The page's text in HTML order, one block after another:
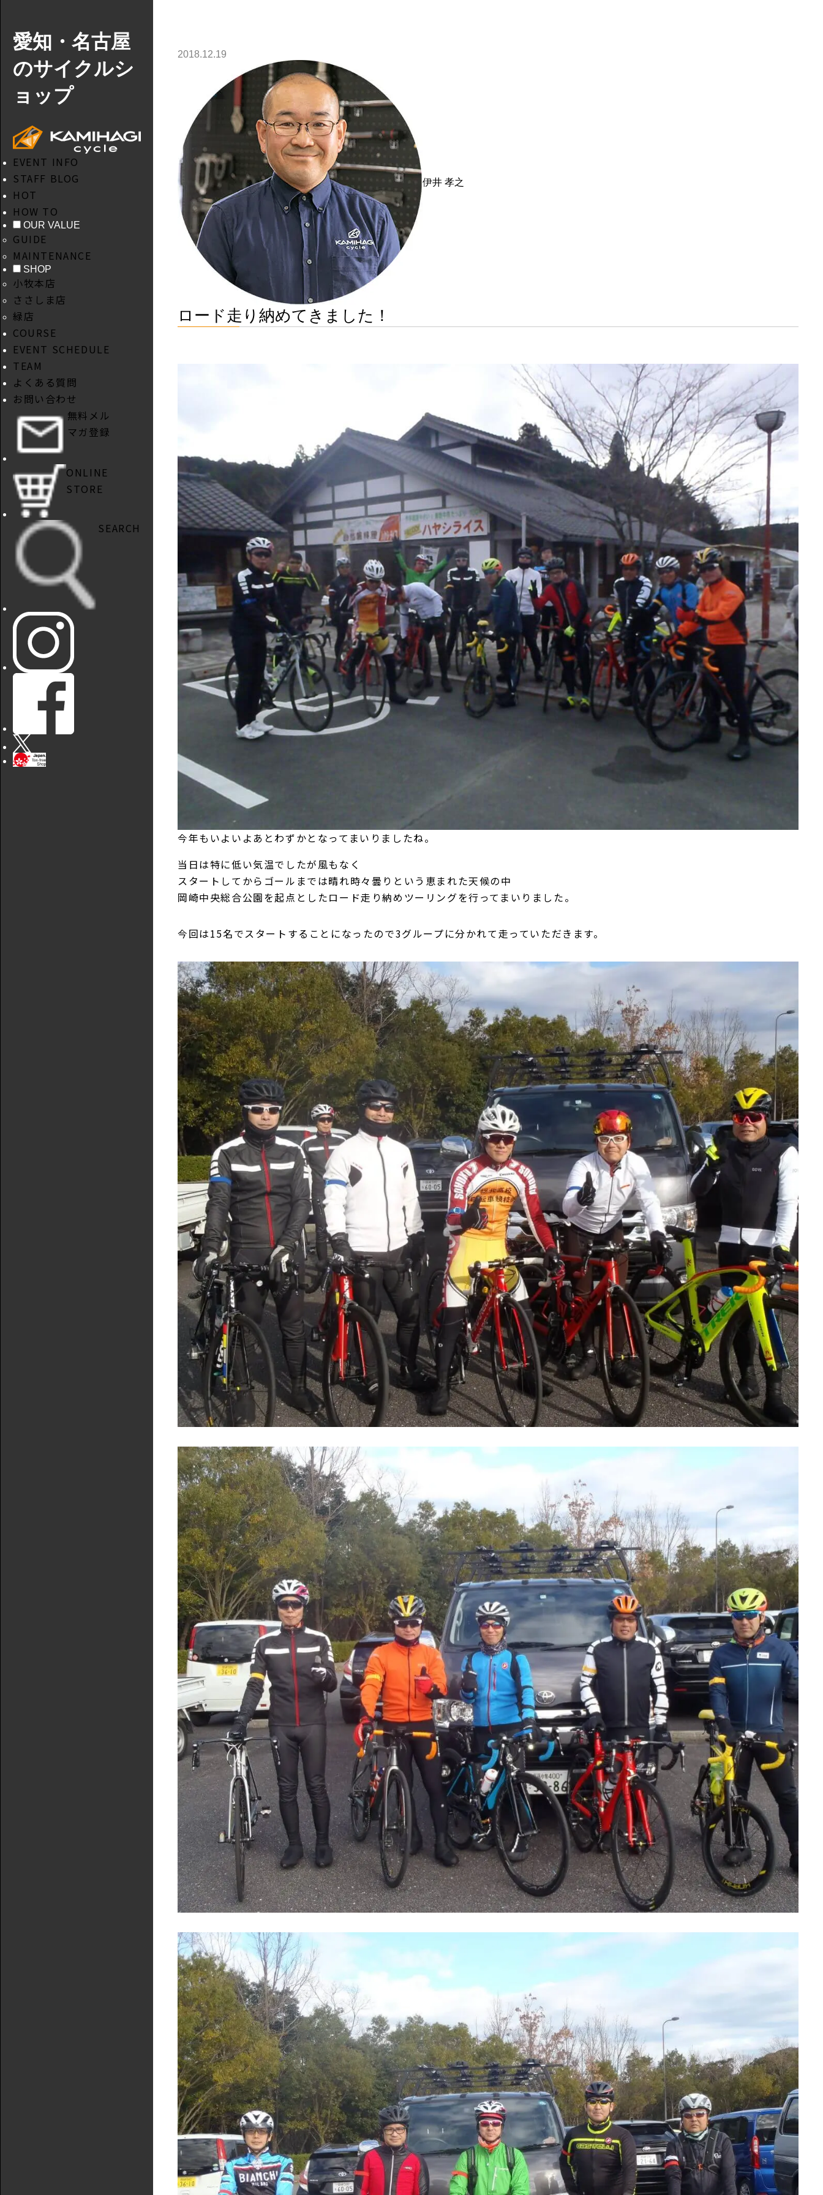
愛知・名古屋
のサイクルシ
ョップ
EVENT INFO
STAFF BLOG
HOT
HOW TO
OUR VALUE
GUIDE
MAINTENANCE
SHOP
小牧本店
ささしま店
緑店
COURSE
EVENT SCHEDULE
TEAM
よくある質問
お問い合わせ
無料メル
マガ登録
ONLINE
STORE
SEARCH
2018.12.19
伊井 孝之
ロード走り納めてきました！
今年もいよいよあとわずかとなってまいりましたね。
当日は特に低い気温でしたが風もなく
スタートしてからゴールまでは晴れ時々曇りという恵まれた天候の中
岡崎中央総合公園を起点としたロード走り納めツーリングを行ってまいりました。
今回は15名でスタートすることになったので3グループに分かれて走っていただきます。